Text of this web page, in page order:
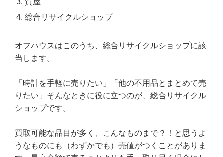
質屋
総合リサイクルショップ
オフハウスはこのうち、総合リサイクルショップに該
当します。
「時計を手軽に売りたい」「他の不用品とまとめて売
りたい」そんなときに役に立つのが、総合リサイクル
ショップです。
買取可能な品目が多く、こんなものまで？！と思うよ
うなものにも（わずかでも）売値がつくことがありま